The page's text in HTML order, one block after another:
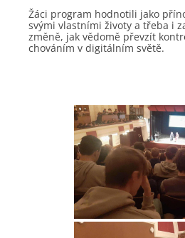
Žáci program hodnotili jako
svými vlastními životy a třeba i
změně, jak vědomě převzít
chováním v digitálním světě.